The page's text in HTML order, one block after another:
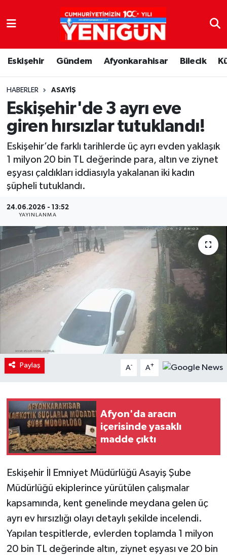
Eskişehir Gündem Afyonkarahisar Bilecik
HABERLER ASAYIŞ
Eskişehir'de 3 ayrı eve
giren hırsızlar tutuklandı!
Eskişehir’de farklı tarihlerde üç ayrı evden yaklaşık
1 milyon 20 bin TL değerinde para, altın ve ziynet
eşyası çaldıkları iddiasıyla yakalanan iki kadın
şüpheli tutuklandı.
24.06.2026 - 13:52
YAYINLANMA
Paylaş A- A+
Afyon'da aracın
içerisinde yasaklı
madde çıktı
Eskişehir İl Emniyet Müdürlüğü Asayiş Şube
Müdürlüğü ekiplerince yürütülen çalışmalar
kapsamında, kent genelinde meydana gelen üç
ayrı ev hırsızlığı olayı detaylı şekilde incelendi.
Yapılan tespitlerde, evlerden toplamda 1 milyon
20 bin TL değerinde altın, ziynet eşyası ve 20 bin
Nöbetçi Eczaneler
Hava Durumu
Trafik Durumu
Süper Lig Puan Durumu ve Fikstür
Tüm Manşetler
Son Dakika Haberleri